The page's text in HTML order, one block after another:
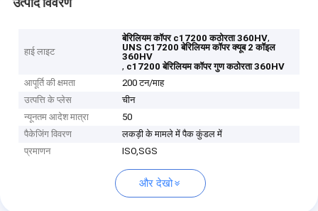
हाई लाइट
बेरिलियम कॉपर c17200 कठोरता 360HV,
UNS C17200 बेरिलियम कॉपर क्यूब 2 कॉइल
360HV
, c17200 बेरिलियम कॉपर गुण कठोरता 360HV
आपूर्ति की क्षमता
200 टन/माह
उत्पत्ति के प्लेस
चीन
न्यूनतम आदेश मात्रा
50
पैकेजिंग विवरण
लकड़ी के मामले में पैक कुंडल में
प्रमाणन
ISO,SGS
और देखो